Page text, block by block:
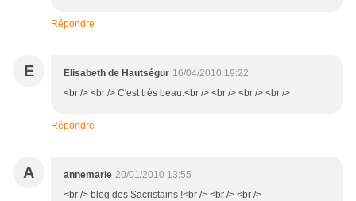
Répondre
E Elisabeth de Hautségur 16/04/2010 19:22
<br /> <br /> C'est très beau.<br /> <br /> <br /> <br />
Répondre
A annemarie 20/01/2010 13:55
<br /> blog des Sacristains !<br /> <br /> <br />